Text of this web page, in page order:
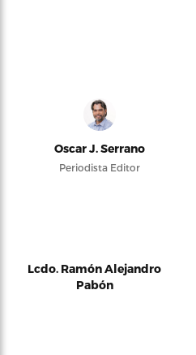
Oscar J. Serrano
Periodista Editor
Lcdo. Ramón Alejandro
Pabón